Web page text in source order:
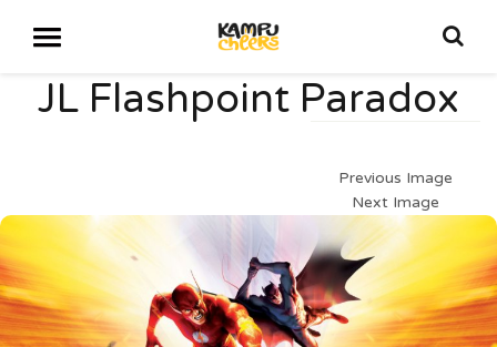
JL Flashpoint Paradox
Previous Image
Next Image